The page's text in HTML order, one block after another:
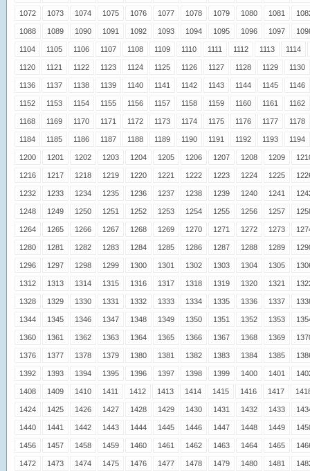
1072 1073 1074 1075 1076 1077 1078 1079 1080 1081
1088 1089 1090 1091 1092 1093 1094 1095 1096 1097
1104 1105 1106 1107 1108 1109 1110 1111 1112 1113 1114
1120 1121 1122 1123 1124 1125 1126 1127 1128 1129 1130
1136 1137 1138 1139 1140 1141 1142 1143 1144 1145 1146
1152 1153 1154 1155 1156 1157 1158 1159 1160 1161 1162
1168 1169 1170 1171 1172 1173 1174 1175 1176 1177 1178
1184 1185 1186 1187 1188 1189 1190 1191 1192 1193 1194
1200 1201 1202 1203 1204 1205 1206 1207 1208 1209
1216 1217 1218 1219 1220 1221 1222 1223 1224 1225
1232 1233 1234 1235 1236 1237 1238 1239 1240 1241
1248 1249 1250 1251 1252 1253 1254 1255 1256 1257
1264 1265 1266 1267 1268 1269 1270 1271 1272 1273
1280 1281 1282 1283 1284 1285 1286 1287 1288 1289
1296 1297 1298 1299 1300 1301 1302 1303 1304 1305
1312 1313 1314 1315 1316 1317 1318 1319 1320 1321
1328 1329 1330 1331 1332 1333 1334 1335 1336 1337
1344 1345 1346 1347 1348 1349 1350 1351 1352 1353
1360 1361 1362 1363 1364 1365 1366 1367 1368 1369
1376 1377 1378 1379 1380 1381 1382 1383 1384 1385
1392 1393 1394 1395 1396 1397 1398 1399 1400 1401
1408 1409 1410 1411 1412 1413 1414 1415 1416 1417
1424 1425 1426 1427 1428 1429 1430 1431 1432 1433
1440 1441 1442 1443 1444 1445 1446 1447 1448 1449
1456 1457 1458 1459 1460 1461 1462 1463 1464 1465
1472 1473 1474 1475 1476 1477 1478 1479 1480 1481